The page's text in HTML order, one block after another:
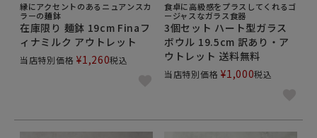
縁にアクセントのあるニュアンスカ
ラーの麺鉢
在庫限り 麺鉢 19cm Finaフ
ィナミルク アウトレット
当店特別価格 ¥1,260税込
食卓に高級感をプラスしてくれるゴ
ージャスなガラス食器
3個セット ハート型ガラス
ボウル 19.5cm 訳あり・ア
ウトレット 送料無料
当店特別価格 ¥1,000税込